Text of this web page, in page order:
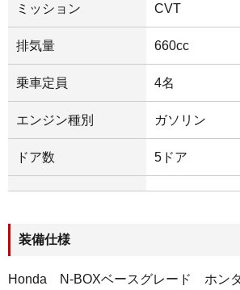
ミッション CVT
排気量 660cc
乗車定員 4名
エンジン種別 ガソリン
ドア数 5ドア
装備仕様
Honda N-BOXベースグレード ホン